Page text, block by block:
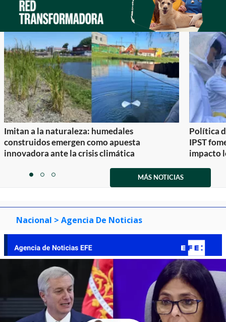
Imitan a la naturaleza: humedales
construidos emergen como apuesta
innovadora ante la crisis climática
Política
IPST
impacto
itemitemitem
MÁS NOTICIAS
Nacional > Agencia De Noticias